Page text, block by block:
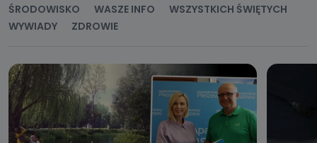
ŚRODOWISKO
WASZE INFO
WSZYSTKICH ŚWIĘTYCH
WYWIADY
ZDROWIE